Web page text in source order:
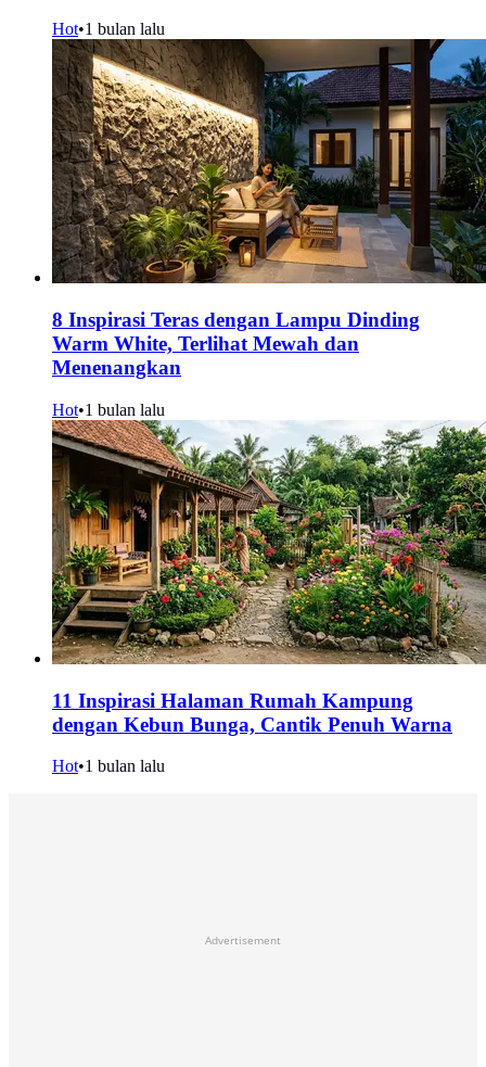
Hot•1 bulan lalu
8 Inspirasi Teras dengan Lampu Dinding
Warm White, Terlihat Mewah dan
Menenangkan
Hot•1 bulan lalu
11 Inspirasi Halaman Rumah Kampung
dengan Kebun Bunga, Cantik Penuh Warna
Hot•1 bulan lalu
Advertisement